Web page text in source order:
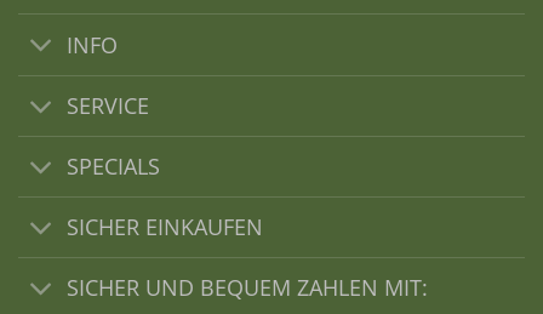
INFO
SERVICE
SPECIALS
SICHER EINKAUFEN
SICHER UND BEQUEM ZAHLEN MIT: